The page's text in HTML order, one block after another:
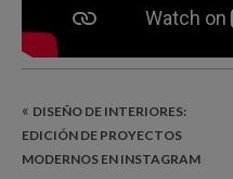
« DISEÑO DE INTERIORES:
EDICIÓN DE PROYECTOS
MODERNOS EN INSTAGRAM